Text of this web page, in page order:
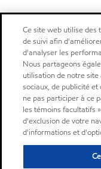
Ce site web utilise des
de suivi afin
d'analyser les
Nous partageons
utilisation de notre
sociaux, de publicité
ne pas participer à ce
les témoins facultatifs
d'exclusion de votre
d'informations et